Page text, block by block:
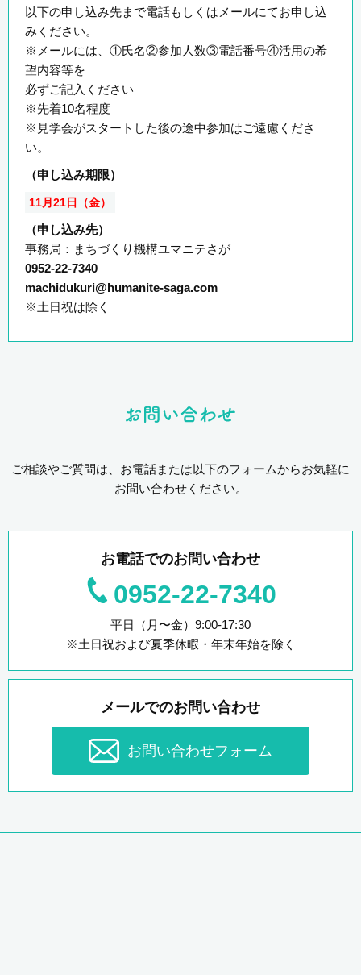
以下の申し込み先まで電話もしくはメールにてお申し込
みください。
※メールには、①氏名②参加人数③電話番号④活用の希
望内容等を
必ずご記入ください
※先着10名程度
※見学会がスタートした後の途中参加はご遠慮くださ
い。
（申し込み期限）
11月21日（金）
（申し込み先）
事務局：まちづくり機構ユマニテさが
0952-22-7340
machidukuri@humanite-saga.com
※土日祝は除く
ご相談やご質問は、お電話または以下のフォームからお気軽に
お問い合わせください。
お電話でのお問い合わせ
0952-22-7340
平日（月〜金）9:00-17:30
※土日祝および夏季休暇・年末年始を除く
メールでのお問い合わせ
お問い合わせフォーム